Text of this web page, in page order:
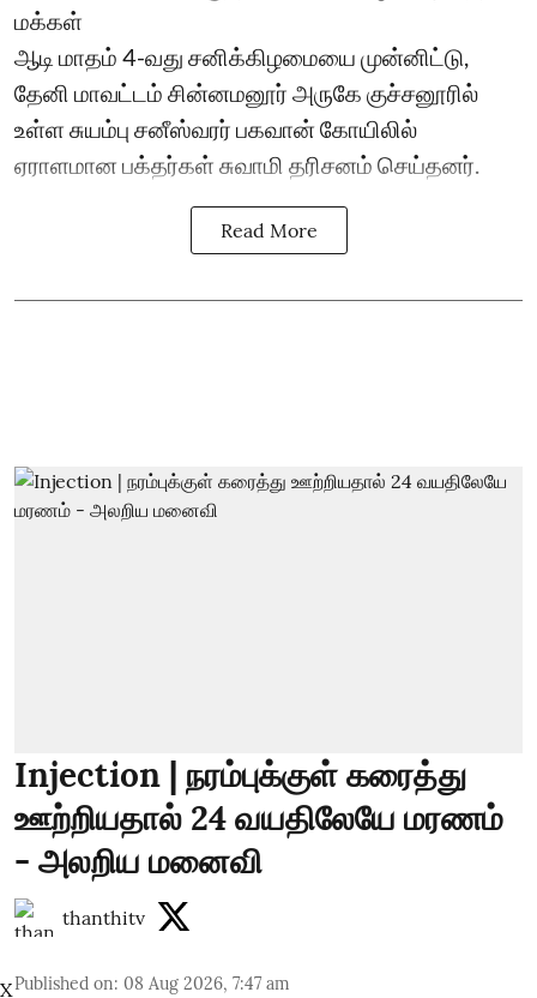
மக்கள்
ஆடி மாதம் 4-வது சனிக்கிழமையை முன்னிட்டு,
தேனி மாவட்டம் சின்னமனூர் அருகே குச்சனூரில்
உள்ள சுயம்பு சனீஸ்வரர் பகவான் கோயிலில்
ஏராளமான பக்தர்கள் சுவாமி தரிசனம் செய்தனர்.
Read More
Injection | நரம்புக்குள் கரைத்து
ஊற்றியதால் 24 வயதிலேயே மரணம்
- அலறிய மனைவி
thanthitv
Published on: 08 Aug 2026, 7:47 am
X